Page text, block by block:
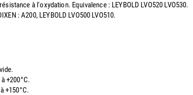
à l'oxydation. Equivalence : LEYBOLD LVO520 LVO530.
: A200, LEYBOLD LVO500 LVO510.
+200°C.
+150°C.